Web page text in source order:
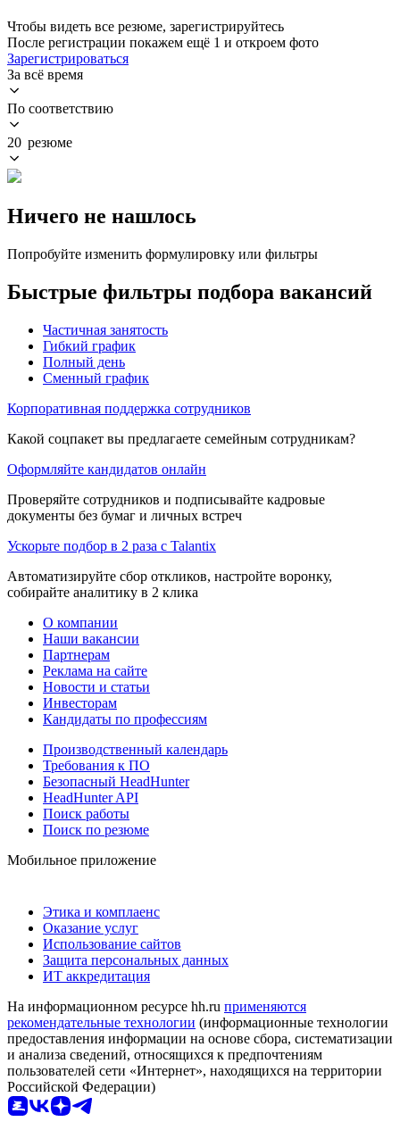
Чтобы видеть все резюме, зарегистрируйтесь
После регистрации покажем ещё 1 и откроем фото
Зарегистрироваться
За всё время
По соответствию
20 резюме
Ничего не нашлось
Попробуйте изменить формулировку или фильтры
Быстрые фильтры подбора вакансий
Частичная занятость
Гибкий график
Полный день
Сменный график
Корпоративная поддержка сотрудников
Какой соцпакет вы предлагаете семейным сотрудникам?
Оформляйте кандидатов онлайн
Проверяйте сотрудников и подписывайте кадровые
документы без бумаг и личных встреч
Ускорьте подбор в 2 раза с Talantix
Автоматизируйте сбор откликов, настройте воронку,
собирайте аналитику в 2 клика
О компании
Наши вакансии
Партнерам
Реклама на сайте
Новости и статьи
Инвесторам
Кандидаты по профессиям
Производственный календарь
Требования к ПО
Безопасный HeadHunter
HeadHunter API
Поиск работы
Поиск по резюме
Мобильное приложение
Этика и комплаенс
Оказание услуг
Использование сайтов
Защита персональных данных
ИТ аккредитация
На информационном ресурсе hh.ru применяются
рекомендательные технологии (информационные технологии
предоставления информации на основе сбора, систематизации
и анализа сведений, относящихся к предпочтениям
пользователей сети «Интернет», находящихся на территории
Российской Федерации)